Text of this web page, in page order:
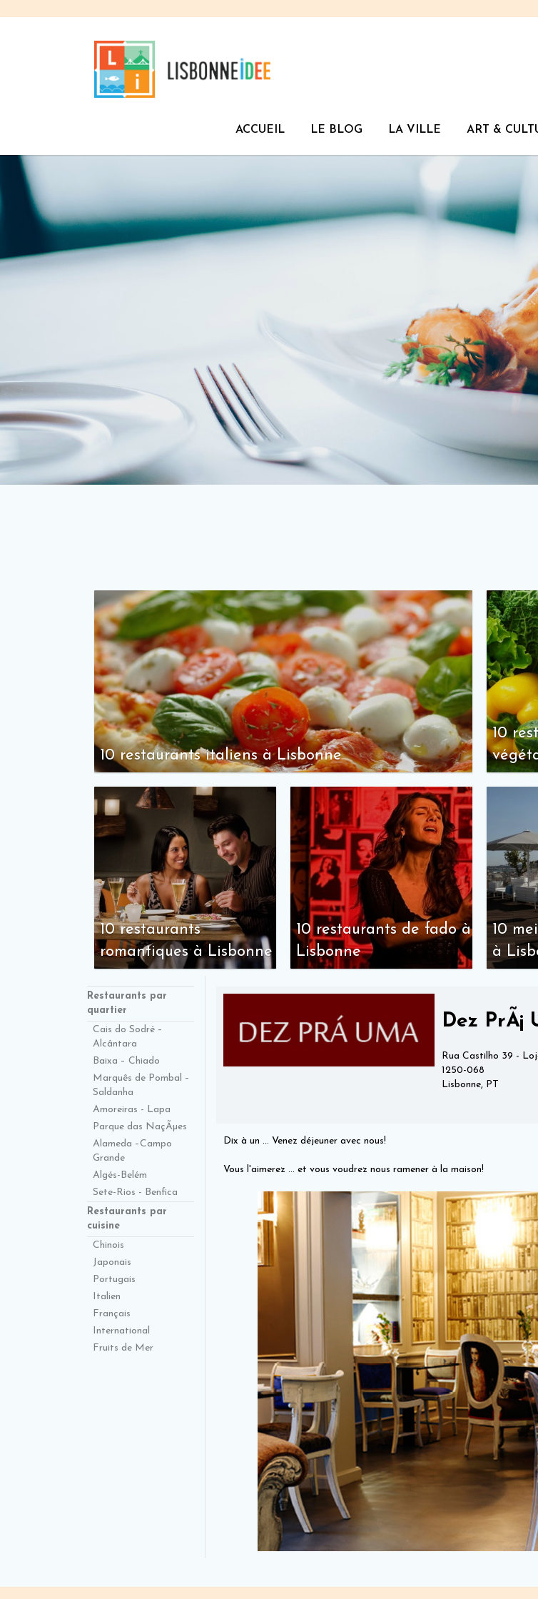
ACCUEIL LE BLOG LA VILLE ART &
10 restaurants italiens à Lisbonne
10
10 restaurants
romantiques à Lisbonne
10 restaurants de fado à
Lisbonne
10
à
Restaurants par
quartier
Cais do Sodré –
Alcântara
Baixa – Chiado
Marquês de Pombal –
Saldanha
Amoreiras - Lapa
Parque das NaçÃµes
Alameda –Campo
Grande
Algés-Belém
Sete-Rios - Benfica
Restaurants par
cuisine
Chinois
Japonais
Portugais
Italien
Français
International
Fruits de Mer
Dez PrÃ¡
Rua Castilho 39 -
1250-068
Lisbonne, PT
Dix à un ... Venez déjeuner avec nous!
Vous l'aimerez ... et vous voudrez nous ramener à la maison!